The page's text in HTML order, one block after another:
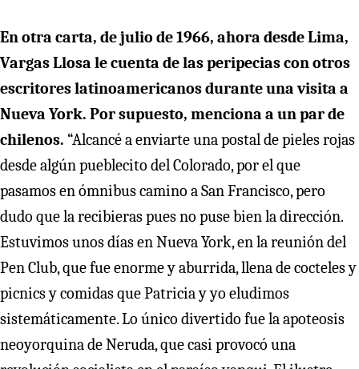
En otra carta, de julio de 1966, ahora desde Lima,
Vargas Llosa le cuenta de las peripecias con otros
escritores latinoamericanos durante una visita a
Nueva York. Por supuesto, menciona a un par de
chilenos. “Alcancé a enviarte una postal de pieles rojas
desde algún pueblecito del Colorado, por el que
pasamos en ómnibus camino a San Francisco, pero
dudo que la recibieras pues no puse bien la dirección.
Estuvimos unos días en Nueva York, en la reunión del
Pen Club, que fue enorme y aburrida, llena de cocteles y
picnics y comidas que Patricia y yo eludimos
sistemáticamente. Lo único divertido fue la apoteosis
neoyorquina de Neruda, que casi provocó una